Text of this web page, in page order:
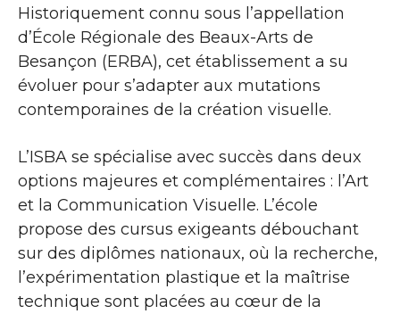
Historiquement connu sous l’appellation
d’École Régionale des Beaux-Arts de
Besançon (ERBA), cet établissement a su
évoluer pour s’adapter aux mutations
contemporaines de la création visuelle.
L’ISBA se spécialise avec succès dans deux
options majeures et complémentaires : l’Art
et la Communication Visuelle. L’école
propose des cursus exigeants débouchant
sur des diplômes nationaux, où la recherche,
l’expérimentation plastique et la maîtrise
technique sont placées au cœur de la